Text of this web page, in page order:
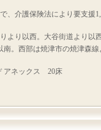
、介護保険法により要支援
より以西。大谷街道より以
。西部は焼津市の焼津森線
アネックス 20床